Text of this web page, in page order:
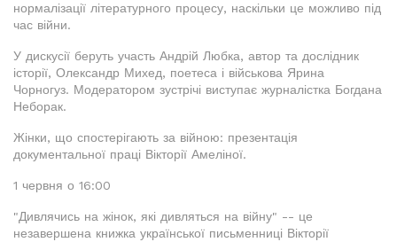
нормалізації літературного процесу, наскільки це можливо під
час війни.
У дискусії беруть участь Андрій Любка, автор та дослідник
історії, Олександр Михед, поетеса і військова Ярина
Чорногуз. Модератором зустрічі виступає журналістка Богдана
Неборак.
Жінки, що спостерігають за війною: презентація
документальної праці Вікторії Амеліної.
1 червня о 16:00
"Дивлячись на жінок, які дивляться на війну" -- це
незавершена книжка української письменниці Вікторії